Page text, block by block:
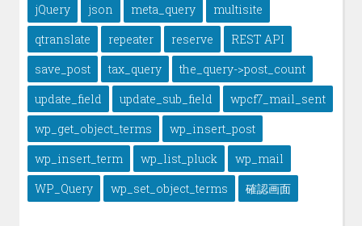
jQuery json meta_query
multisite
qtranslate
repeater reserve
REST API
save_post
tax_query
the_query->post_count
update_field
update_sub_field
wpcf7_mail_sent
wp_get_object_terms
wp_insert_post
wp_insert_term
wp_list_pluck
wp_mail
WP_Query
wp_set_object_terms 確認画面